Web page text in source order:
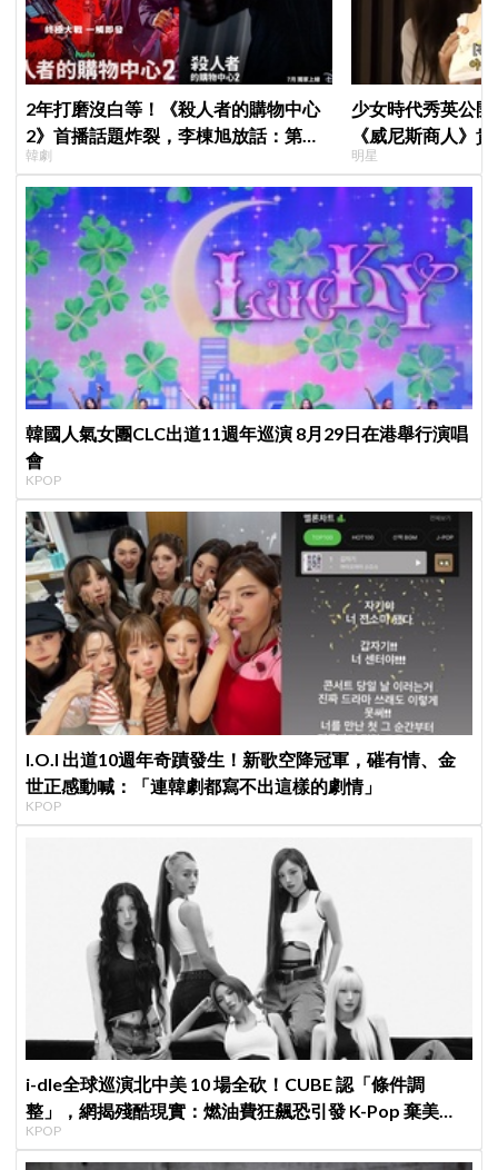
2年打磨沒白等！《殺人者的購物中心
2》首播話題炸裂，李棟旭放話：第三
季找我，我就拍
韓劇
少女時代秀英公
《威尼斯商人》
天只吃蛋和鍋巴
明星
韓國人氣女團CLC出道11週年巡演 8月29日在港舉行演唱
會
KPOP
I.O.I 出道10週年奇蹟發生！新歌空降冠軍，磪有情、金
世正感動喊：「連韓劇都寫不出這樣的劇情」
KPOP
i-dle全球巡演北中美 10 場全砍！CUBE 認「條件調
整」，網揭殘酷現實：燃油費狂飆恐引發 K-Pop 棄美
潮？
KPOP